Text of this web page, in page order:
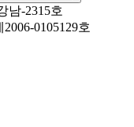
남-2315호
0105129호